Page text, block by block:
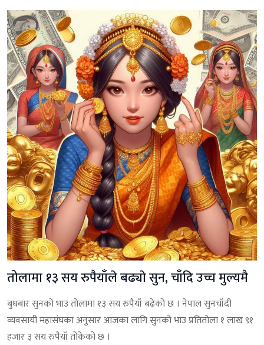
तोलामा १३ सय रुपैयाँले बढ्याे सुन, चाँदि उच्च मुल्यमै
बुधबार सुनको भाउ तोलामा १३ सय रुपैयाँ बढेको छ । नेपाल सुनचाँदी
व्यवसायी महासंघका अनुसार आजका लागि सुनकाे भाउ प्रतितोला १ लाख ९१
हजार ३ सय रुपैयाँ तोकेको छ ।